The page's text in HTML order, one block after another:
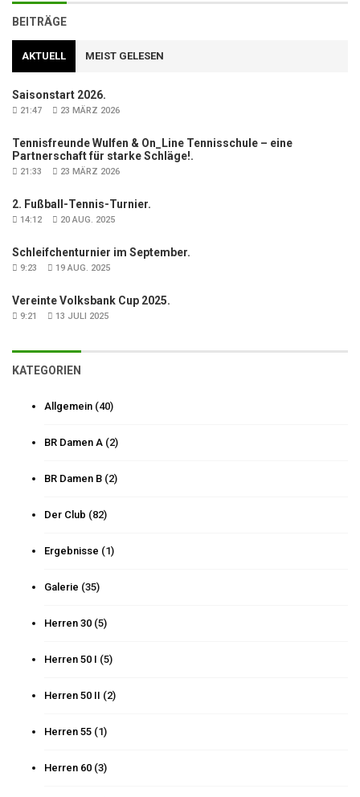
BEITRÄGE
AKTUELL MEIST GELESEN
Saisonstart 2026.
21:47 23 MÄRZ 2026
Tennisfreunde Wulfen & On_Line Tennisschule – eine
Partnerschaft für starke Schläge!.
21:33 23 MÄRZ 2026
2. Fußball-Tennis-Turnier.
14:12 20 AUG. 2025
Schleifchenturnier im September.
9:23 19 AUG. 2025
Vereinte Volksbank Cup 2025.
9:21 13 JULI 2025
KATEGORIEN
Allgemein (40)
BR Damen A (2)
BR Damen B (2)
Der Club (82)
Ergebnisse (1)
Galerie (35)
Herren 30 (5)
Herren 50 I (5)
Herren 50 II (2)
Herren 55 (1)
Herren 60 (3)